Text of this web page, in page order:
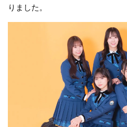
りました。